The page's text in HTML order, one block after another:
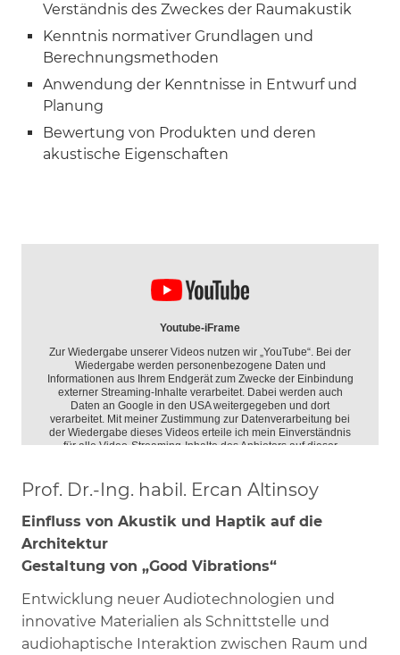
Verständnis des Zweckes der Raumakustik
Kenntnis normativer Grundlagen und
Berechnungsmethoden
Anwendung der Kenntnisse in Entwurf und
Planung
Bewertung von Produkten und deren
akustische Eigenschaften
Prof. Dr.-Ing. habil. Ercan Altinsoy
Einfluss von Akustik und Haptik auf die
Architektur
Gestaltung von „Good Vibrations“
Entwicklung neuer Audiotechnologien und
innovative Materialien als Schnittstelle und
audiohaptische Interaktion zwischen Raum und